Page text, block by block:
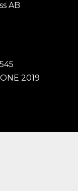
AB
2019